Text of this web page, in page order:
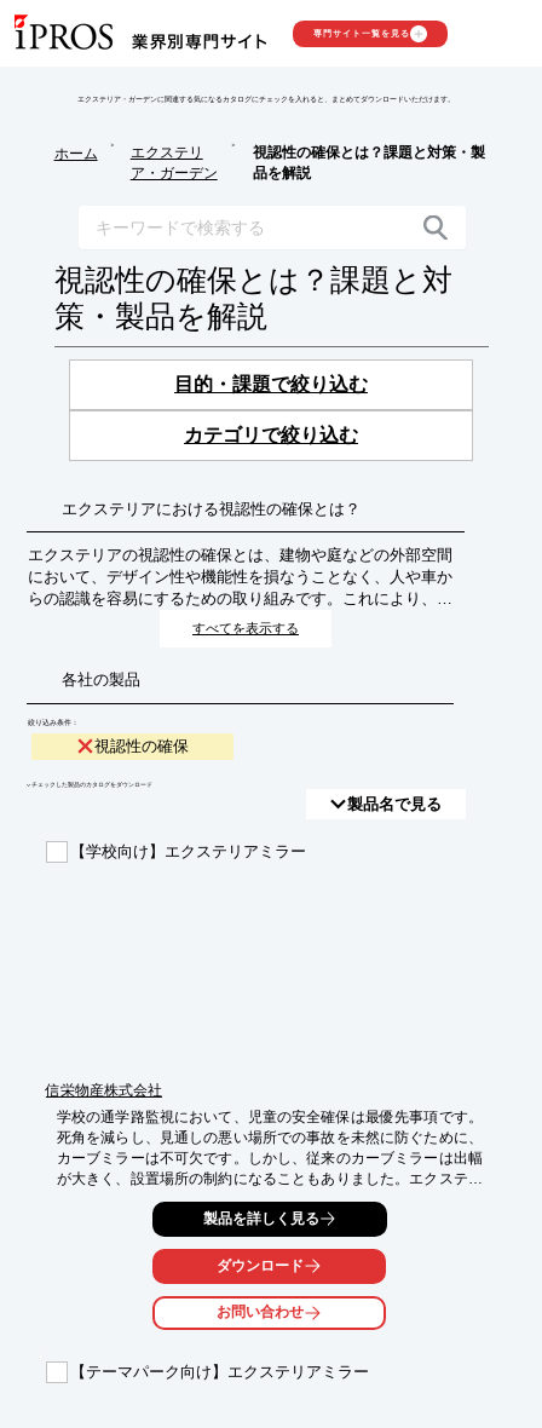
専門サイト一覧を見る
エクステリア・ガーデンに関連する気になるカタログにチェックを入れると、まとめてダウンロードいただけます。
ホーム
>
エクステリ
ア・ガーデン
>
視認性の確保とは？課題と対策・製
品を解説
視認性の確保とは？課題と対
策・製品を解説
目的・課題で絞り込む
カテゴリで絞り込む
エクステリアにおける視認性の確保とは？
エクステリアの視認性の確保とは、建物や庭などの外部空間
において、デザイン性や機能性を損なうことなく、人や車か
らの認識を容易にするための取り組みです。これにより、防
犯性の向上、安全な誘導、景観の美しさの維持などを目的と
すべてを表示する
各社の製品
絞り込み条件：
視認性の確保
​▼チェックした製品のカタログをダウンロード
製品名で見る
【学校向け】エクステリアミラー
信栄物産株式会社
学校の通学路監視において、児童の安全確保は最優先事項です。
死角を減らし、見通しの悪い場所での事故を未然に防ぐために、
カーブミラーは不可欠です。しかし、従来のカーブミラーは出幅
が大きく、設置場所の制約になることもありました。エクステリ
アミラーは、出幅が少ないため、設置場所を選ばず、通学路の安
【活用シーン】
・通学路の交差点
・死角になりやすい場所
・出幅が少ないため、歩行者の妨げになりにくい
製品を詳しく見る
ダウンロード
お問い合わせ
【テーマパーク向け】エクステリアミラー